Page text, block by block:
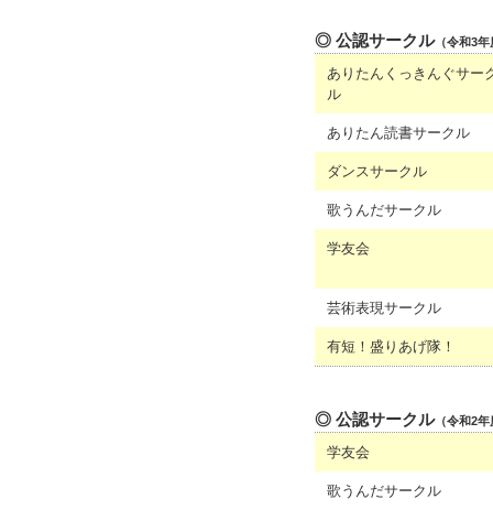
◎ 公認サークル（令和3年
ありたんくっきんぐサー
ル
ありたん読書サークル
ダンスサークル
歌うんだサークル
学友会
芸術表現サークル
有短！盛りあげ隊！
◎ 公認サークル（令和2年
学友会
歌うんだサークル